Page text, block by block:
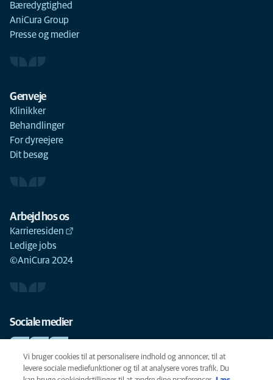
Bæredygtighed
AniCura Group
Presse og medier
Genveje
Klinikker
Behandlinger
For dyreejere
Dit besøg
Arbejd hos os
Karrieresiden
Ledige jobs
©AniCura 2024
Sociale medier
Vi bruger cookies til at personalisere indhold og annoncer, til at
levere sociale mediefunktioner og til at analysere vores trafik. Du